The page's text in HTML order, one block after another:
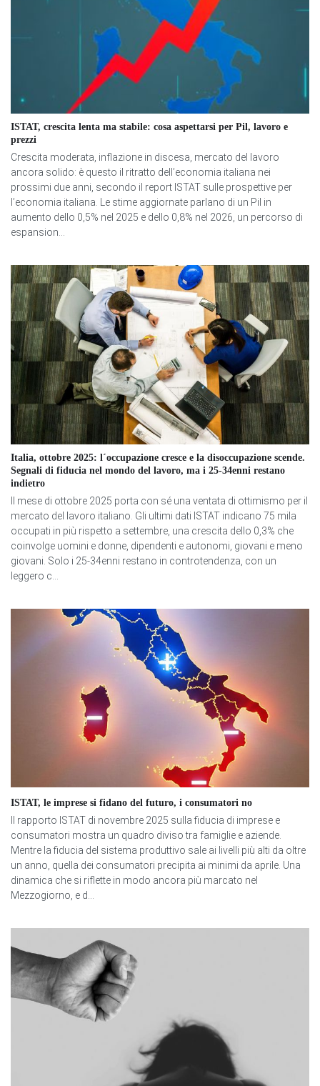
ISTAT, crescita lenta ma stabile: cosa aspettarsi per Pil, lavoro e
prezzi
Crescita moderata, inflazione in discesa, mercato del lavoro
ancora solido: è questo il ritratto dell’economia italiana nei
prossimi due anni, secondo il report ISTAT sulle prospettive per
l’economia italiana. Le stime aggiornate parlano di un Pil in
aumento dello 0,5% nel 2025 e dello 0,8% nel 2026, un percorso di
espansion...
Italia, ottobre 2025: l´occupazione cresce e la disoccupazione scende.
Segnali di fiducia nel mondo del lavoro, ma i 25-34enni restano
indietro
Il mese di ottobre 2025 porta con sé una ventata di ottimismo per il
mercato del lavoro italiano. Gli ultimi dati ISTAT indicano 75 mila
occupati in più rispetto a settembre, una crescita dello 0,3% che
coinvolge uomini e donne, dipendenti e autonomi, giovani e meno
giovani. Solo i 25-34enni restano in controtendenza, con un
leggero c...
ISTAT, le imprese si fidano del futuro, i consumatori no
Il rapporto ISTAT di novembre 2025 sulla fiducia di imprese e
consumatori mostra un quadro diviso tra famiglie e aziende.
Mentre la fiducia del sistema produttivo sale ai livelli più alti da oltre
un anno, quella dei consumatori precipita ai minimi da aprile. Una
dinamica che si riflette in modo ancora più marcato nel
Mezzogiorno, e d...